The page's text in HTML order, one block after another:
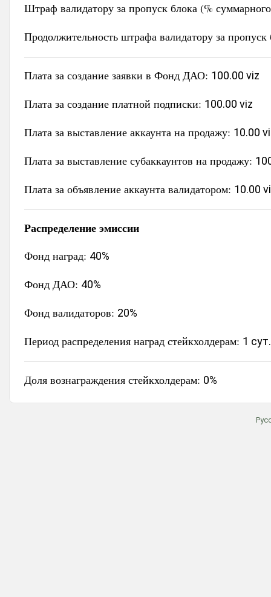
Штраф валидатору за пропуск блока (%
Продолжительность штрафа валидатору за
Плата за создание заявки в Фонд ДАО: 100.00 viz
Плата за создание платной подписки: 100.00 viz
Плата за выставление аккаунта на продажу: 10.00
Плата за выставление субаккаунтов на продажу:
Плата за объявление аккаунта валидатором: 10.00
Распределение эмиссии
Фонд наград: 40%
Фонд ДАО: 40%
Фонд валидаторов: 20%
Период распределения наград стейкхолдерам: 1 сут.
Доля вознаграждения стейкхолдерам: 0%